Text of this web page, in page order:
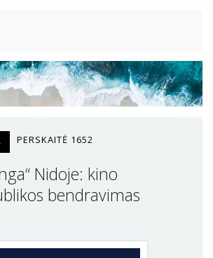
PERSKAITĖ 1652
Nidoje: kino
bendravimas